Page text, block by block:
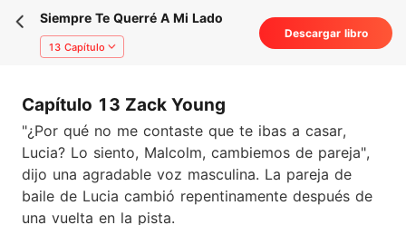
Siempre Te Querré A Mi Lado
13 Capítulo
Descargar libro
Capítulo 13 Zack Young
"¿Por qué no me contaste que te ibas a casar,
Lucia? Lo siento, Malcolm, cambiemos de pareja",
dijo una agradable voz masculina. La pareja de
baile de Lucia cambió repentinamente después de
una vuelta en la pista.